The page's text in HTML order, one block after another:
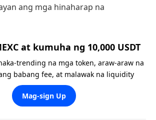
ang mga hinaharap na
at kumuha ng 10,000 USDT
trending na mga token, araw-araw na
babang fee, at malawak na liquidity
Mag-sign Up